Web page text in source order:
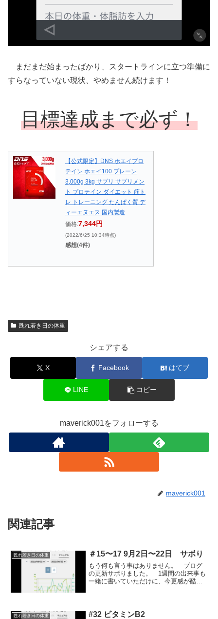
まだまだ始まったばかり、スタートラインに立つ準備に
すらなっていない現状、やめません続けます！
目標達成まで必ず！
【公式限定】DNS ホエイプロ
テイン ホエイ100 プレーン
3,000g 3kg サプリ サプリメン
ト プロテイン ダイエット 筋ト
レ トレーニング たんぱく質 デ
ィーエヌエス 国内製造
価格:7,344円
(2022/6/25 10:34時点)
感想(4件)
甦れ若き日の体重
シェアする
X Facebook はてブ
LINE コピー
maverick001をフォローする
maverick001
関連記事
甦れ若き日の体重 ＃15〜17 9月2日〜22日 サボり
もう何も言う事はありません。 ブログ
の更新サボりました。 1週間の出来事も
一緒に書いていただけに、今更感が酷い
甦れ若き日の体重 #32 ビタミンB2